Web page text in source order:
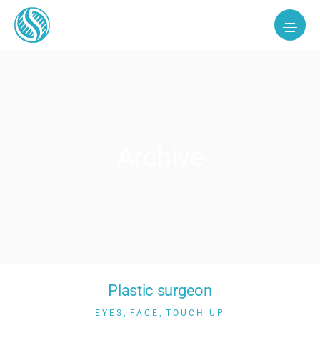
Plastic surgeon
EYES FACE TOUCH UP